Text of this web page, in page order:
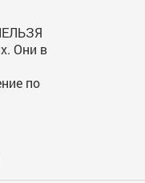
Они в
по